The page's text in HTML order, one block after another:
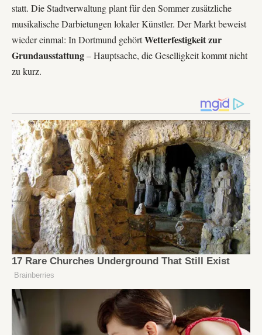
statt. Die Stadtverwaltung plant für den Sommer zusätzliche
musikalische Darbietungen lokaler Künstler. Der Markt beweist
wieder einmal: In Dortmund gehörtWetterfestigkeit zur
Grundausstattung– Hauptsache, die Geselligkeit kommt nicht
zu kurz.